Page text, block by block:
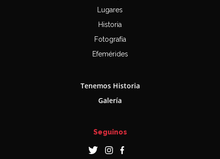
Lugares
Historia
Fotografía
Efemérides
Tenemos Historia
Galería
Seguinos